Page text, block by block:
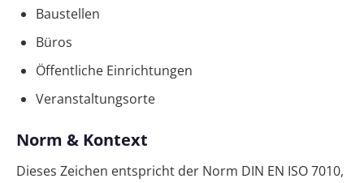
Baustellen
Büros
Öffentliche Einrichtungen
Veranstaltungsorte
Norm & Kontext
Dieses Zeichen entspricht der Norm DIN EN ISO 7010,